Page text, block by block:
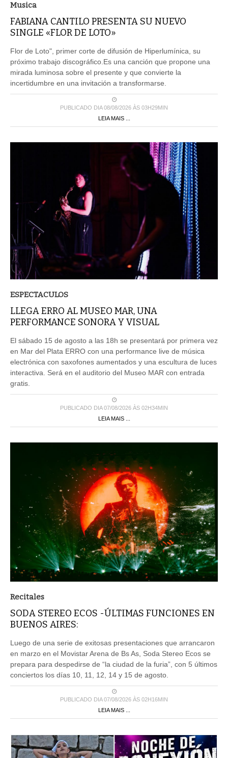
Musica
FABIANA CANTILO PRESENTA SU NUEVO
SINGLE «FLOR DE LOTO»
Flor de Loto", primer corte de difusión de Hiperlumínica, su
próximo trabajo discográfico.Es una canción que propone una
mirada luminosa sobre el presente y que convierte la
incertidumbre en una invitación a transformarse.
PUBLICADO DIA 08/08/2026 ÀS 03H29MIN
LEIA MAIS ...
ESPECTACULOS
LLEGA ERRO AL MUSEO MAR, UNA
PERFORMANCE SONORA Y VISUAL
El sábado 15 de agosto a las 18h se presentará por primera vez
en Mar del Plata ERRO con una performance live de música
electrónica con saxofones aumentados y una escultura de luces
interactiva. Será en el auditorio del Museo MAR con entrada
gratis.
PUBLICADO DIA 07/08/2026 ÀS 02H34MIN
LEIA MAIS ...
Recitales
SODA STEREO ECOS -ÚLTIMAS FUNCIONES EN
BUENOS AIRES:
Luego de una serie de exitosas presentaciones que arrancaron
en marzo en el Movistar Arena de Bs As, Soda Stereo Ecos se
prepara para despedirse de “la ciudad de la furia”, con 5 últimos
conciertos los días 10, 11, 12, 14 y 15 de agosto.
PUBLICADO DIA 07/08/2026 ÀS 02H16MIN
LEIA MAIS ...